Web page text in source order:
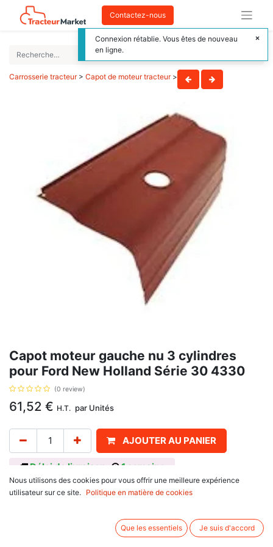
Contactez-nous
Carrosserie tracteur> Capot de moteur tracteur>
Capot moteur gauche nu 3 cylindres
pour Ford New Holland Série 30 4330
(0 review)
61,52 € H.T. par Unités
AJOUTER AU PANIER
Délai de livraison : 1 semaine
Référence d'origine : D5NN16626, 81817160, C5NN16625G, C7NN16626C,
série 100 : 2100, 3100, 4100
série 1000 : 2000, 3000, 4000
Nous utilisons des cookies pour vous offrir une meilleure expérience
utilisateur sur ce site.
Politique en matière de cookies
Que les essentiels Je suis d'accord
Connexion rétablie. Vous êtes de nouveau
en ligne.